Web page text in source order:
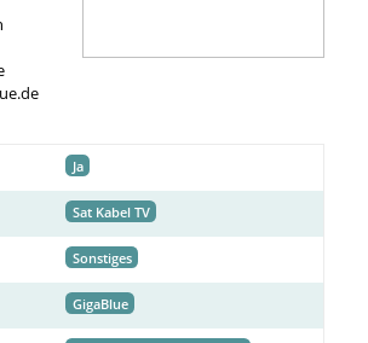
Ja
Sat Kabel TV
Sonstiges
GigaBlue